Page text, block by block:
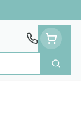
Zoek